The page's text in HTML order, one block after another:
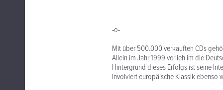
-o-
Mit über 500.000 verkauften CDs
Allein im Jahr 1999 verlieh im die
Hintergrund dieses Erfolgs ist seine
involviert europäische Klassik ebenso